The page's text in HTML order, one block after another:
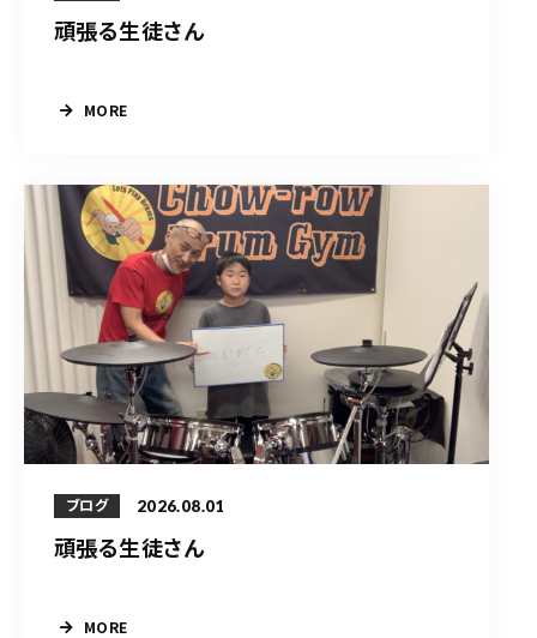
頑張る生徒さん
MORE
ブログ 2026.08.01
頑張る生徒さん
MORE